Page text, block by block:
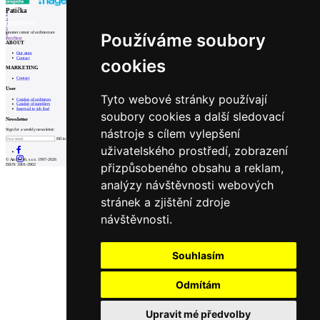
Používáme soubory
cookies
Tyto webové stránky používají
soubory cookies a další sledovací
nástroje s cílem vylepšení
uživatelského prostředí, zobrazení
přizpůsobeného obsahu a reklam,
analýzy návštěvnosti webových
stránek a zjištění zdroje
návštěvnosti.
Souhlasím
Odmítám
Upravit mé předvolby
1
2
3
4
5
6
PrevNext
Patička
internet center of architecture
ABOUT
Our store
Contact
MARKETING
Contact
User
Catalog of architects
Catalog of suppliers
Insert ad to job find
Newsletter
Sign for a weekly newsletter:
Fill in „nospam“
© Archiweb, s.r.o. 1997-2026
ISSN: 1801-3902